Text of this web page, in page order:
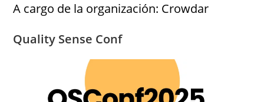
A cargo de la organización: Crowdar
Quality Sense Conf